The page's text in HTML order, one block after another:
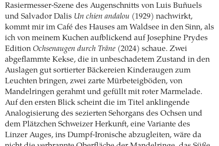
Rasiermesser-Szene des Augenschnitts von Luis Buñuels
und Salvador Dalis Un chien andalou (1929) nachwirkt,
kommt mir im Café des Hauses am Waldsee in den Sinn, als
ich von meinem Kuchen aufblickend auf Josephine Prydes
Edition Ochsenaugen durch Träne (2024) schaue. Zwei
abgeflammte Kekse, die in unbeschadetem Zustand in den
Auslagen gut sortierter Bäckereien Kinderaugen zum
Leuchten bringen, zwei zarte Mürbeteigböden, von
Mandelringen gerahmt und gefüllt mit roter Marmelade.
Auf den ersten Blick scheint die im Titel anklingende
Analogisierung des sezierten Sehorgans des Ochsen und
dem Plätzchen Schweizer Herkunft, eine Variante des
Linzer Auges, ins Dumpf-Ironische abzugleiten, wäre da